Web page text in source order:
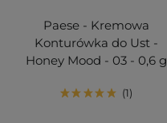
Paese - Kremowa
Konturówka do Ust -
Honey Mood - 03 - 0,6 g
1